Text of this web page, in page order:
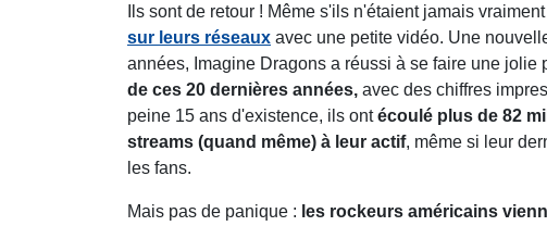
Ils sont de retour ! Même s'ils n'étaient jamais
sur leurs réseaux avec une petite vidéo. Une
années, Imagine Dragons a réussi à se faire une jolie
de ces 20 dernières années, avec des chiffres
peine 15 ans d'existence, ils ontécoulé plus de 82
streams (quand même) à leur actif, même si leur
les fans.
Mais pas de panique : les rockeurs américains